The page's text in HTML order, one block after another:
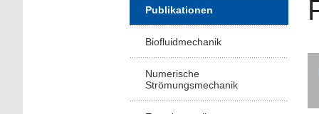
Publikationen
Biofluidmechanik
Numerische
Strömungsmechanik